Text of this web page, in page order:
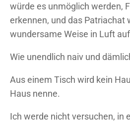
würde es unmöglich werden,
erkennen, und das Patriachat
wundersame Weise in Luft
Wie unendlich naiv und
Aus einem Tisch wird kein
Haus nenne.
Ich werde nicht versuchen, in